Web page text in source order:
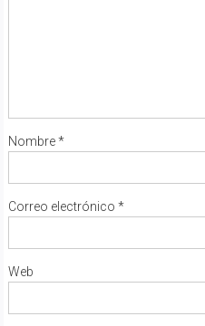
Nombre*
Correo electrónico *
Web